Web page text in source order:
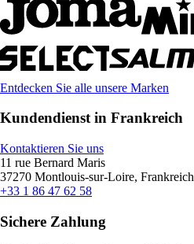
Entdecken Sie alle unsere Marken
Kundendienst in Frankreich
Kontaktieren Sie uns
11 rue Bernard Maris
37270 Montlouis-sur-Loire, Frankreich
+33 1 86 47 62 58
Sichere Zahlung